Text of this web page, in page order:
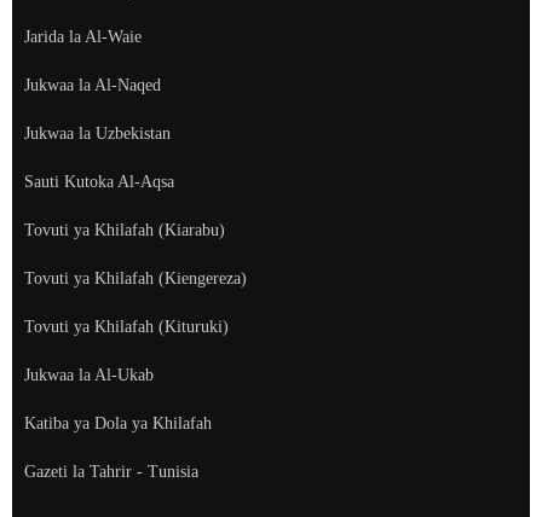
Jarida la Al-Waie
Jukwaa la Al-Naqed
Jukwaa la Uzbekistan
Sauti Kutoka Al-Aqsa
Tovuti ya Khilafah (Kiarabu)
Tovuti ya Khilafah (Kiengereza)
Tovuti ya Khilafah (Kituruki)
Jukwaa la Al-Ukab
Katiba ya Dola ya Khilafah
Gazeti la Tahrir - Tunisia